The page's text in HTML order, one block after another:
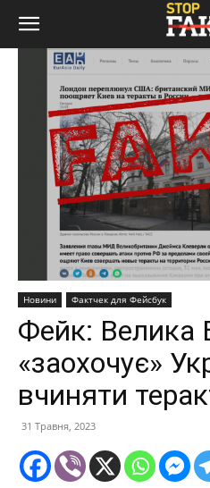
Новини Фактчек для Фейсбук
Фейк: Велика
«заохочує»
вчиняти
31 Травня, 2023